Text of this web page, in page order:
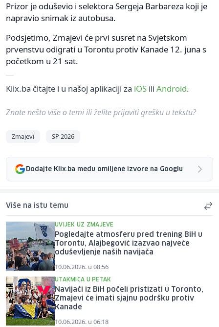
Prizor je oduševio i selektora Sergeja Barbareza koji je
napravio snimak iz autobusa.
Podsjetimo, Zmajevi će prvi susret na Svjetskom
prvenstvu odigrati u Torontu protiv Kanade 12. juna s
početkom u 21 sat.
Klix.ba čitajte i u našoj aplikaciji za iOS ili Android.
Znate nešto više o temi ili želite prijaviti grešku u tekstu?
Zmajevi SP 2026
Dodajte Klix.ba među omiljene izvore na Googlu
Više na istu temu
UVIJEK UZ ZMAJEVE
Pogledajte atmosferu pred trening BiH u
Torontu, Alajbegović izazvao najveće
oduševljenje naših navijača
10.06.2026. u 08:56
UTAKMICA U PETAK
Navijači iz BiH počeli pristizati u Toronto,
Zmajevi će imati sjajnu podršku protiv
Kanade
10.06.2026. u 06:18